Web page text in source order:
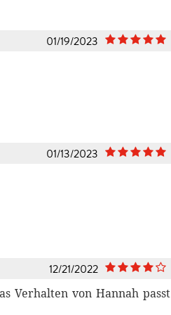
01/19/2023
01/13/2023
12/21/2022
Verhalten von Hannah passt